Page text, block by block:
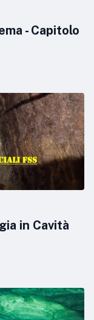
- Capitolo
in Cavità